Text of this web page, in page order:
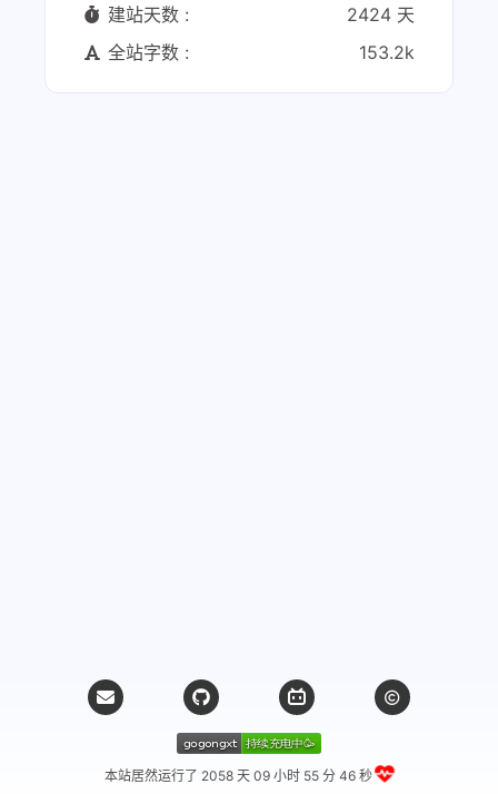
建站天数 :
2424 天
全站字数 :
153.2k
本站居然运行了 2058 天 09 小时 55 分 47 秒